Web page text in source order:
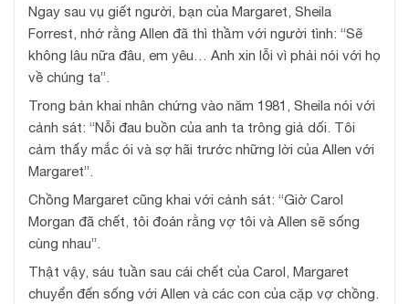
Ngay sau vụ giết người, bạn của Margaret, Sheila
Forrest, nhớ rằng Allen đã thì thầm với người tình: “Sẽ
không lâu nữa đâu, em yêu… Anh xin lỗi vì phải nói với họ
về chúng ta”.
Trong bản khai nhân chứng vào năm 1981, Sheila nói với
cảnh sát: “Nỗi đau buồn của anh ta trông giả dối. Tôi
cảm thấy mắc ói và sợ hãi trước những lời của Allen với
Margaret”.
Chồng Margaret cũng khai với cảnh sát: “Giờ Carol
Morgan đã chết, tôi đoán rằng vợ tôi và Allen sẽ sống
cùng nhau”.
Thật vậy, sáu tuần sau cái chết của Carol, Margaret
chuyển đến sống với Allen và các con của cặp vợ chồng.